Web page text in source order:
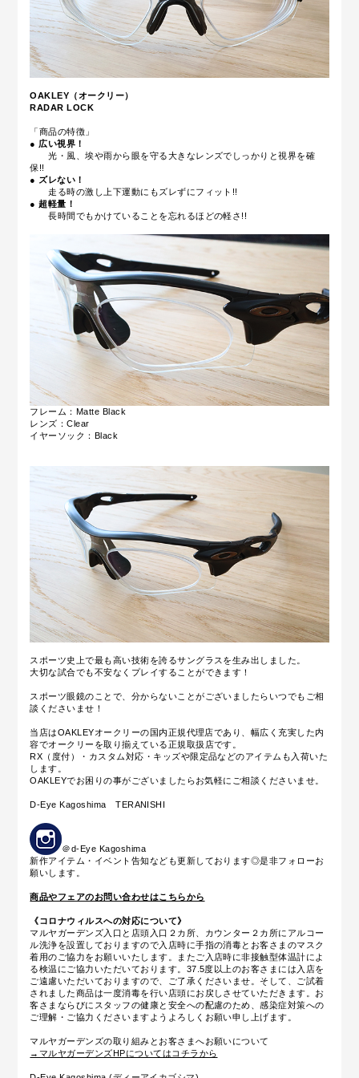
OAKLEY（オークリー）
RADAR LOCK
「商品の特徴」
● 広い視界！
光・風、埃や雨から眼を守る大きなレンズでしっかりと視界を確
保!!
● ズレない！
走る時の激し上下運動にもズレずにフィット!!
● 超軽量！
長時間でもかけていることを忘れるほどの軽さ!!
フレーム：Matte Black
レンズ：Clear
イヤーソック：Black
スポーツ史上で最も高い技術を誇るサングラスを生み出しました。
大切な試合でも不安なくプレイすることができます！
スポーツ眼鏡のことで、分からないことがございましたらいつでもご相
談くださいませ！
当店はOAKLEYオークリーの国内正規代理店であり、幅広く充実した内
容でオークリーを取り揃えている正規取扱店です。
RX（度付）・カスタム対応・キッズや限定品などのアイテムも入荷いた
します。
OAKLEYでお困りの事がございましたらお気軽にご相談くださいませ。
D-Eye Kagoshima TERANISHI
＠d-Eye Kagoshima
新作アイテム・イベント告知なども更新しております◎是非フォローお
願いします。
商品やフェアのお問い合わせはこちらから
《コロナウィルスへの対応について》
マルヤガーデンズ入口と店頭入口２カ所、カウンター２カ所にアルコー
ル洗浄を設置しておりますので入店時に手指の消毒とお客さまのマスク
着用のご協力をお願いいたします。またご入店時に非接触型体温計によ
る検温にご協力いただいております。37.5度以上のお客さまには入店を
ご遠慮いただいておりますので、ご了承くださいませ。そして、ご試着
されました商品は一度消毒を行い店頭にお戻しさせていただきます。お
客さまならびにスタッフの健康と安全への配慮のため、感染症対策への
ご理解・ご協力くださいますようよろしくお願い申し上げます。
マルヤガーデンズの取り組みとお客さまへお願いについて
→マルヤガーデンズHPについてはコチラから